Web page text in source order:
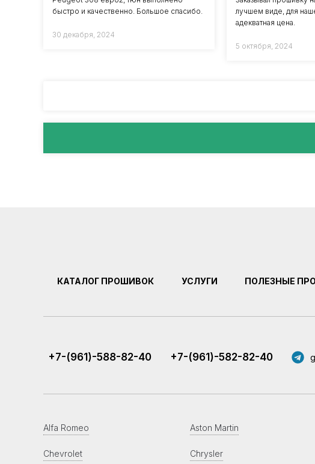
быстро и качественно. Большое спасибо.
30 декабря, 2024
лучшем виде, для
адекватная цена.
5 октября, 2024
КАТАЛОГ ПРОШИВОК УСЛУГИ ПОЛЕЗНЫЕ
+7-(961)-588-82-40 +7-(961)-582-82-40
Alfa Romeo Aston Martin
Chevrolet Chrysler